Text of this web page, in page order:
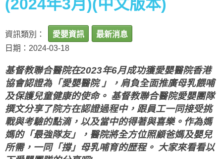
(2024年3月)(中文版本)
資訊類別： 愛嬰資訊
最新消息
日期：2024-03-18
基督教聯合醫院在2023年6月成功獲愛嬰醫院香港
協會認證為「愛嬰醫院 」，肩負全面推廣母乳餵哺
及保護兒童健康的使命。 基督教聯合醫院愛嬰團隊
撰文分享了院方在認證過程中，跟員工一同接受挑
戰與考驗的點滴，以及當中的得著與喜樂。作為媽
媽的「最強隊友」，醫院將全方位照顧爸媽及嬰兒
所需，一同「撐」母乳哺育的歴程。 大家來看看以